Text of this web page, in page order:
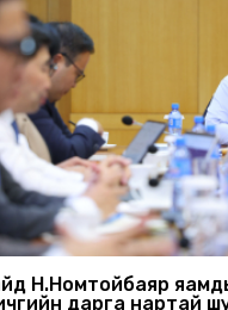
Н.Номтойбаяр
дарга нартай